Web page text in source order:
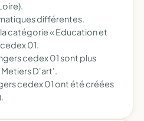
différentes.
catégorie « Education et
01.
cedex 01 sont plus
Metiers D'art'.
cedex 01 ont été créées